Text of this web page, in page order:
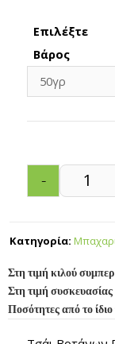
Επιλέξτε
Βάρος
-
Κατηγορία:
Στη τιμή κιλού
Στη τιμή
Ποσότητες από το